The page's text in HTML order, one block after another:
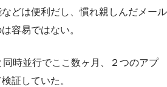
どは便利だし、慣れ親しんだメール
容易ではない。
時並行でここ数ヶ月、２つのアプ
証していた。